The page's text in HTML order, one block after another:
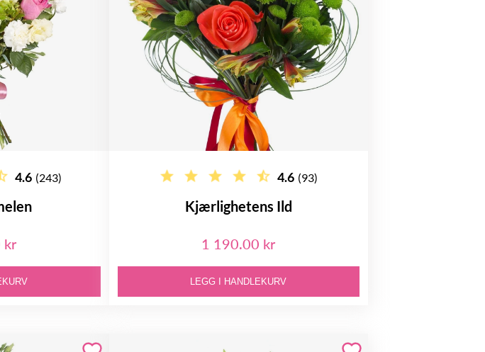
4.6 (243)
kr
4.6 (93)
Kjærlighetens Ild
1 190.00 kr
LEGG I HANDLEKURV